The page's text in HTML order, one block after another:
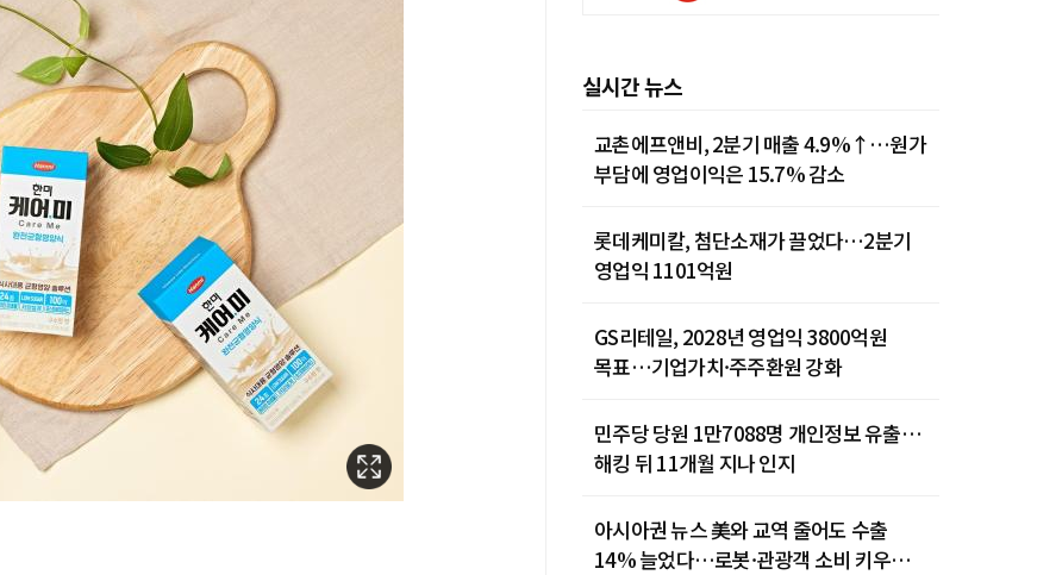
실시간 뉴스
교촌에프앤비, 2분기 매출 4.9%↑…원가
부담에 영업이익은 15.7% 감소
롯데케미칼, 첨단소재가 끌었다…2분기
영업익 1101억원
GS리테일, 2028년 영업익 3800억원
목표…기업가치·주주환원 강화
민주당 당원 1만7088명 개인정보 유출…
해킹 뒤 11개월 지나 인지
아시아권 뉴스 美와 교역 줄어도 수출
14% 늘었다…로봇·관광객 소비 키우는